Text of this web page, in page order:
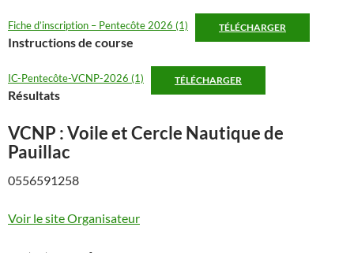
Fiche d’inscription – Pentecôte 2026 (1) TÉLÉCHARGER
Instructions de course
IC-Pentecôte-VCNP-2026 (1) TÉLÉCHARGER
Résultats
VCNP : Voile et Cercle Nautique de
Pauillac
0556591258
Voir le site Organisateur